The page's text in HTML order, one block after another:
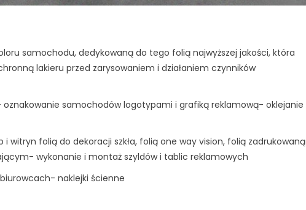
samochodu, dedykowaną do tego folią najwyższej jakości, która
lakieru przed zarysowaniem i działaniem czynników
samochodów logotypami i grafiką reklamową- oklejanie
witryn folią do dekoracji szkła, folią one way vision, folią zadrukowaną
wykonanie i montaż szyldów i tablic reklamowych
naklejki ścienne